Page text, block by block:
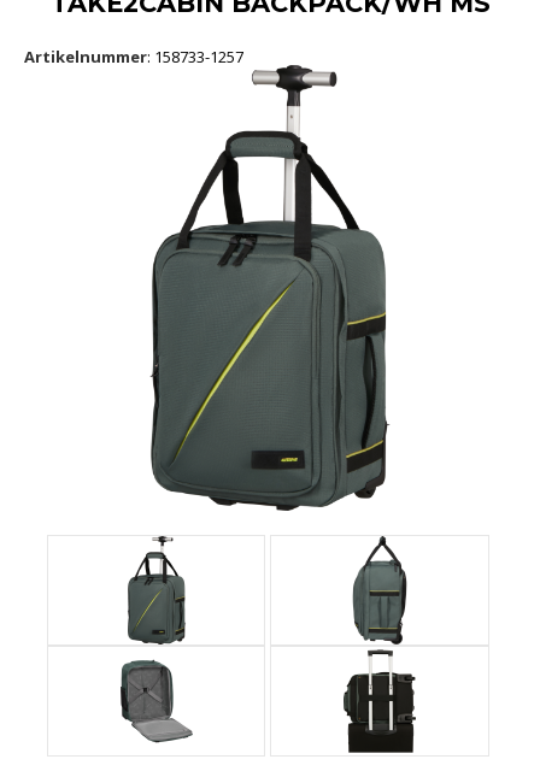
Artikelnummer: 158733-1257